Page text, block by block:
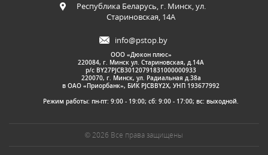
Республика Беларусь, г. Минск, ул.
Стариновская, 14А
info@pstop.by
ООО «Дюкон плюс»
220084, г. Минск ул. Стариновская, д.14А
р/с BY27PJCB30120791831000000933
220070, г. Минск, ул. Радиальная д.38а
в ОАО «Приорбанк», БИК PJCBBY2X, УНП 193677992
Режим работы: пн-пт: 9:00 - 19:00; сб: 9:00 - 17:00; вс: выходной.
© 2026 Все права защищены